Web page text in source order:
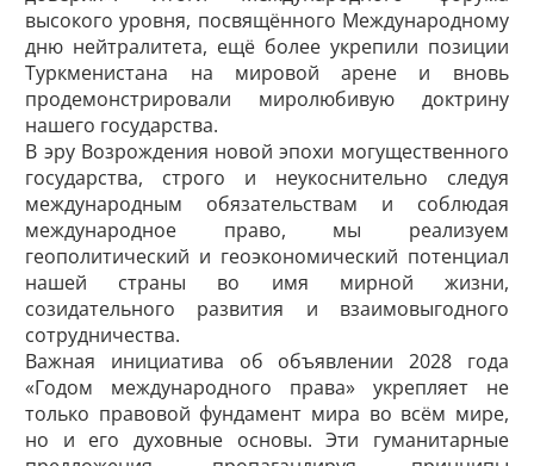
высокого уровня, посвящённого Международному
дню нейтралитета, ещё более укрепили позиции
Туркменистана на мировой арене и вновь
продемонстрировали миролюбивую доктрину
нашего государства.
В эру Возрождения новой эпохи могущественного
государства, строго и неукоснительно следуя
международным обязательствам и соблюдая
международное право, мы реализуем
геополитический и геоэкономический потенциал
нашей страны во имя мирной жизни,
созидательного развития и взаимовыгодного
сотрудничества.
Важная инициатива об объявлении 2028 года
«Годом международного права» укреп­ляет не
только правовой фундамент мира во всём мире,
но и его духовные основы. Эти гуманитарные